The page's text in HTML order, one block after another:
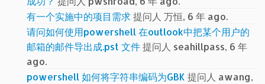
有一个实施中的项目需求提问人 万恒, 6 年 ago.
请问如何使用powershell 在outlook中把某个用户的
邮箱的邮件导出成.pst 文件提问人 seahillpass, 6 年
ago.
powershell 如何将字符串编码为GBK 提问人 awang,